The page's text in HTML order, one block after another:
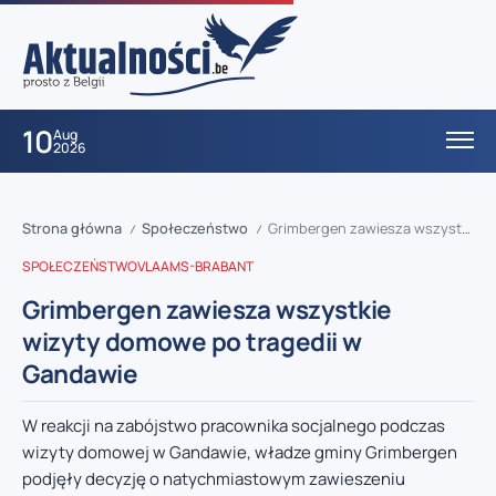
10Aug
2026
Strona główna / Społeczeństwo / Grimbergen zawiesza wszystkie wizyty domowe po tragedii w Gandawie
SPOŁECZEŃSTWOVLAAMS-BRABANT
Grimbergen zawiesza wszystkie
wizyty domowe po tragedii w
Gandawie
W reakcji na zabójstwo pracownika socjalnego podczas
wizyty domowej w Gandawie, władze gminy Grimbergen
podjęły decyzję o natychmiastowym zawieszeniu